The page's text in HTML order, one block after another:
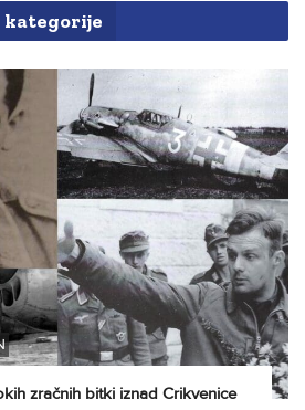
kategorije
zračnih bitki iznad Crikvenice